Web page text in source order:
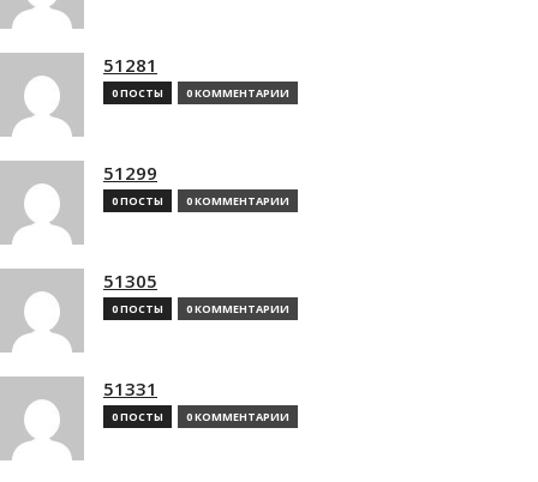
51281
0 ПОСТЫ 0 КОММЕНТАРИИ
51299
0 ПОСТЫ 0 КОММЕНТАРИИ
51305
0 ПОСТЫ 0 КОММЕНТАРИИ
51331
0 ПОСТЫ 0 КОММЕНТАРИИ